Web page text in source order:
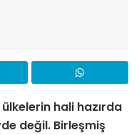
hali hazırda
değil. Birleşmiş